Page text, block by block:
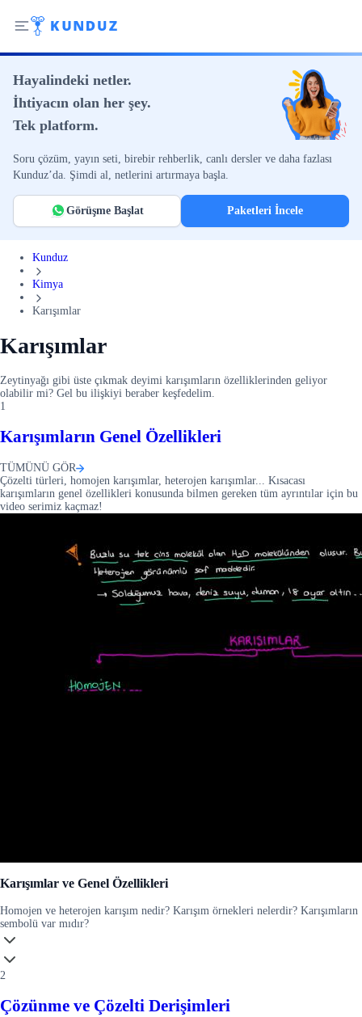
Hayalindeki netler.
İhtiyacın olan her şey.
Tek platform.
Soru çözüm, yayın seti, birebir rehberlik, canlı dersler ve daha fazlası
Kunduz’da. Şimdi al, netlerini artırmaya başla.
Görüşme Başlat Paketleri İncele
Kunduz
Kimya
Karışımlar
Karışımlar
Zeytinyağı gibi üste çıkmak deyimi karışımların özelliklerinden geliyor
olabilir mi? Gel bu ilişkiyi beraber keşfedelim.
1
Karışımların Genel Özellikleri
TÜMÜNÜ GÖR
Çözelti türleri, homojen karışımlar, heterojen karışımlar... Kısacası
karışımların genel özellikleri konusunda bilmen gereken tüm ayrıntılar için bu
video serimiz kaçmaz!
Karışımlar ve Genel Özellikleri
Homojen ve heterojen karışım nedir? Karışım örnekleri nelerdir? Karışımların
sembolü var mıdır?
2
Çözünme ve Çözelti Derişimleri